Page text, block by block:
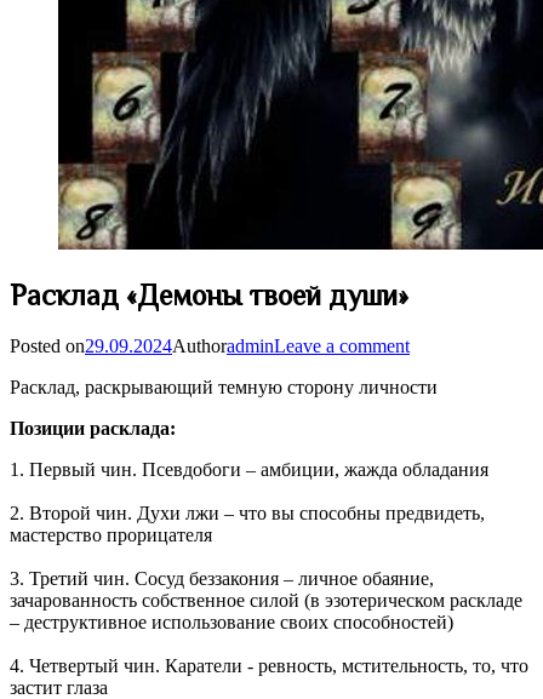
Расклад «Демоны твоей души»
Posted on29.09.2024AuthoradminLeave a comment
Расклад, раскрывающий темную сторону личности
Позиции расклада:
1. Первый чин. Псевдобоги – амбиции, жажда обладания
2. Второй чин. Духи лжи – что вы способны предвидеть,
мастерство прорицателя
3. Третий чин. Сосуд беззакония – личное обаяние,
зачарованность собственное силой (в эзотерическом раскладе
– деструктивное использование своих способностей)
4. Четвертый чин. Каратели - ревность, мстительность, то, что
застит глаза